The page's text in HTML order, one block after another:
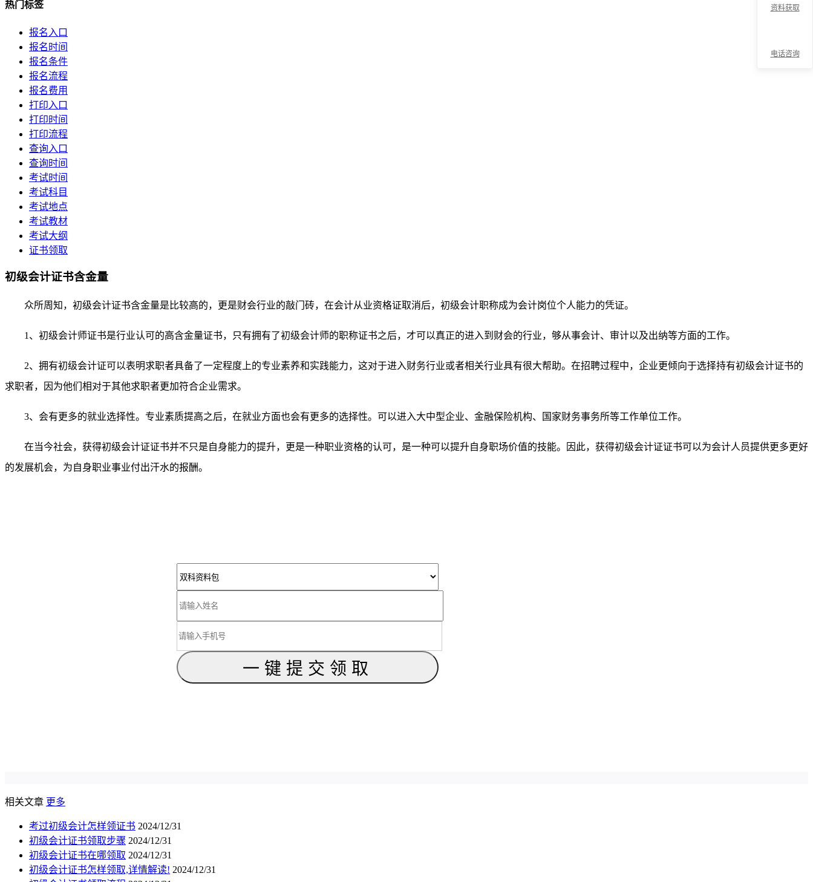
热门标签
报名入口
报名时间
报名条件
报名流程
报名费用
打印入口
打印时间
打印流程
查询入口
查询时间
考试时间
考试科目
考试地点
考试教材
考试大纲
证书领取
初级会计证书含金量
众所周知，初级会计证书含金量是比较高的，更是财会行业的敲门砖，在会计从业资格证取消后，初级会计职称成为会计岗位个人能力的凭证。
1、初级会计师证书是行业认可的高含金量证书，只有拥有了初级会计师的职称证书之后，才可以真正的进入到财会的行业，够从事会计、审计以及出纳等方面的工作。
2、拥有初级会计证可以表明求职者具备了一定程度上的专业素养和实践能力，这对于进入财务行业或者相关行业具有很大帮助。在招聘过程中，企业更倾向于选择持有初级会计证书的
求职者，因为他们相对于其他求职者更加符合企业需求。
3、会有更多的就业选择性。专业素质提高之后，在就业方面也会有更多的选择性。可以进入大中型企业、金融保险机构、国家财务事务所等工作单位工作。
在当今社会，获得初级会计证证书并不只是自身能力的提升，更是一种职业资格的认可，是一种可以提升自身职场价值的技能。因此，获得初级会计证证书可以为会计人员提供更多更好
的发展机会，为自身职业事业付出汗水的报酬。
一键提交领取
相关文章 更多
考过初级会计怎样领证书 2024/12/31
初级会计证书领取步骤 2024/12/31
初级会计证书在哪领取 2024/12/31
初级会计证书怎样领取,详情解读! 2024/12/31
资料获取
电话咨询